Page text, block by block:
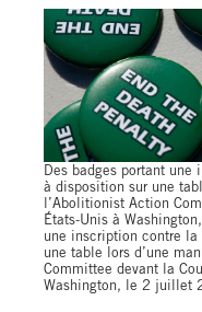
Des badges portant
à disposition sur une
l’Abolitionist Action
États-Unis à
une inscription contre
une table lors d’une
Committee devant la
Washington, le 2 juillet